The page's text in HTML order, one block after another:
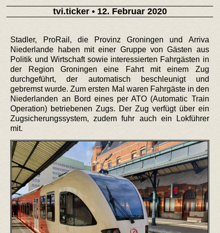
tvi.ticker• 12. Februar 2020
Stadler, ProRail, die Provinz Groningen und Arriva
Niederlande haben mit einer Gruppe von Gästen aus
Politik und Wirtschaft sowie interessierten Fahrgästen in
der Region Groningen eine Fahrt mit einem Zug
durchgeführt, der automatisch beschleunigt und
gebremst wurde. Zum ersten Mal waren Fahrgäste in den
Niederlanden an Bord eines per ATO (Automatic Train
Operation) betriebenen Zugs. Der Zug verfügt über ein
Zugsicherungssystem, zudem fuhr auch ein Lokführer
mit.